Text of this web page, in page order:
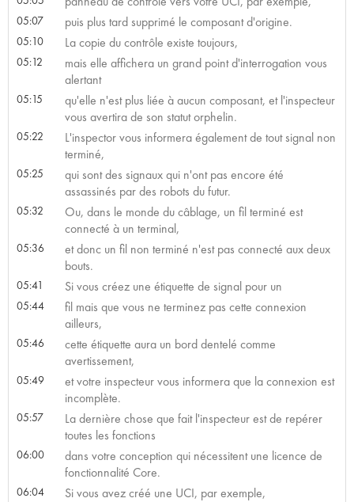
05:07 puis plus tard supprimé le composant d'origine.
05:10 La copie du contrôle existe toujours,
05:12
mais elle affichera un grand point d'interrogation vous
alertant
05:15
qu'elle n'est plus liée à aucun composant, et l'inspecteur
vous avertira de son statut orphelin.
05:22
L'inspector vous informera également de tout signal non
terminé,
05:25
qui sont des signaux qui n'ont pas encore été
assassinés par des robots du futur.
05:32
Ou, dans le monde du câblage, un fil terminé est
connecté à un terminal,
05:36
et donc un fil non terminé n'est pas connecté aux deux
bouts.
05:41 Si vous créez une étiquette de signal pour un
05:44
fil mais que vous ne terminez pas cette connexion
ailleurs,
05:46
cette étiquette aura un bord dentelé comme
avertissement,
05:49
et votre inspecteur vous informera que la connexion est
incomplète.
05:57
La dernière chose que fait l'inspecteur est de repérer
toutes les fonctions
06:00
dans votre conception qui nécessitent une licence de
fonctionnalité Core.
06:04 Si vous avez créé une UCI, par exemple,